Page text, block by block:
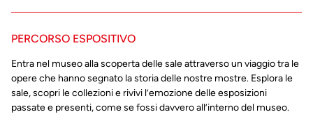
PERCORSO ESPOSITIVO
Entra nel museo alla scoperta delle sale attraverso un viaggio tra le
opere che hanno segnato la storia delle nostre mostre. Esplora le
sale, scopri le collezioni e rivivi l’emozione delle esposizioni
passate e presenti, come se fossi davvero all’interno del museo.